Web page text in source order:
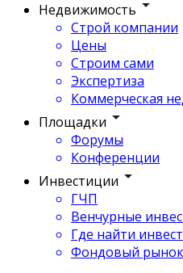
Недвижимость
Строй компании
Цены
Строим сами
Экспертиза
Коммерческая
Площадки
Форумы
Конференции
Инвестиции
ГЧП
Венчурные
Где найти
Фондовый рынок